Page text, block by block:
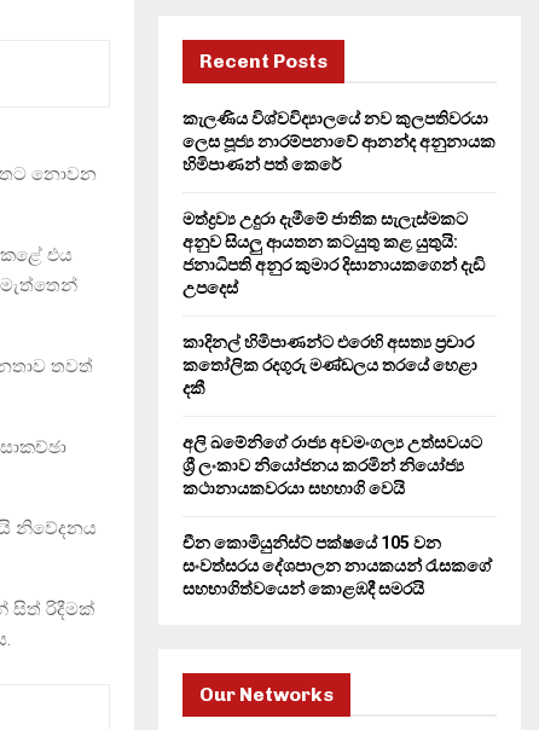
නොවන
කළේ එය
තවත්
නිවේදනය
සිත් රිදීමක්
f
r
:
R
Recent Posts
කැලණිය විශ්වවිද්‍යාලයේ නව කුලපතිවරයා
ලෙස පූජ්‍ය නාරම්පනාවේ ආනන්ද අනුනායක
හිමිපාණන් පත් කෙරේ
මත්ද්‍රව්‍ය උදුරා දැමීමේ ජාතික සැලැස්මකට
අනුව සියලු ආයතන කටයුතු කළ යුතුයි:
ජනාධිපති අනුර කුමාර දිසානායකගෙන් දැඩි
උපදෙස්
කාදිනල් හිමිපාණන්ට එරෙහි අසත්‍ය ප්‍රචාර
කතෝලික රදගුරු මණ්ඩලය තරයේ හෙළා
දකී
අලි ඛමේනිගේ රාජ්‍ය අවමංගල්‍ය උත්සවයට
ශ්‍රී ලංකාව නියෝජනය කරමින් නියෝජ්‍ය
කථානායකවරයා සහභාගි වෙයි
චීන කොමියුනිස්ට් පක්ෂයේ 105 වන
සංවත්සරය දේශපාලන නායකයන් රැසකගේ
සහභාගිත්වයෙන් කොළඹදී සමරයි
Our Networks